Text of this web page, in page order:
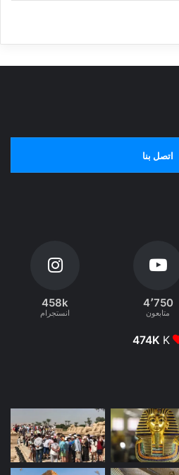
اتصل بنا
4٬750
متابعون
458k
انستجرام
474K K